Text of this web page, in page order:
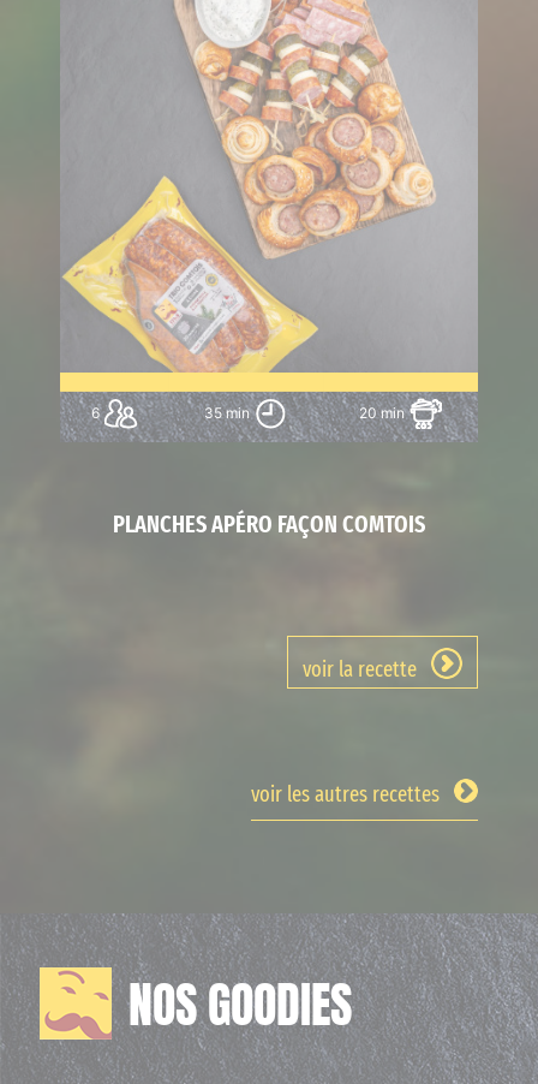
6 35 min 20 min
PLANCHES APÉRO FAÇON COMTOIS
voir la recette
voir les autres recettes
NOS GOODIES